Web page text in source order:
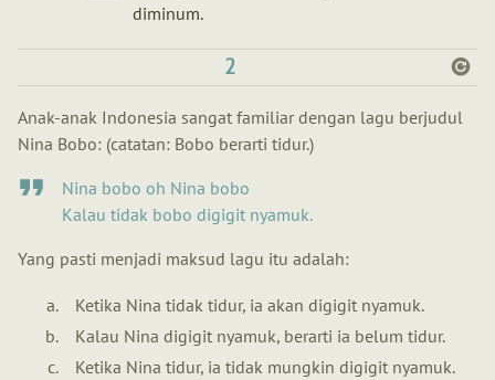
diminum.
2
Anak-anak Indonesia sangat familiar dengan lagu berjudul
Nina Bobo: (catatan: Bobo berarti tidur.)
Nina bobo oh Nina bobo
Kalau tidak bobo digigit nyamuk.
Yang pasti menjadi maksud lagu itu adalah:
Ketika Nina tidak tidur, ia akan digigit nyamuk.
Kalau Nina digigit nyamuk, berarti ia belum tidur.
Ketika Nina tidur, ia tidak mungkin digigit nyamuk.